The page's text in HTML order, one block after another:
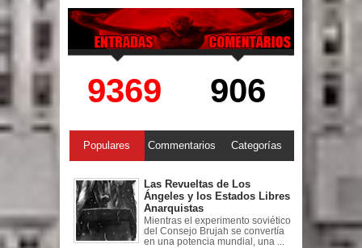
9369 906
Populares Commentarios Categorías
Las Revueltas de Los
Ángeles y los Estados Libres
Anarquistas
Mientras el experimento soviético
del Consejo Brujah se convertía
en una potencia mundial, una ...